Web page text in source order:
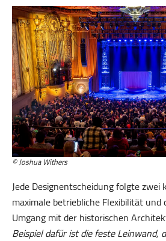
© Joshua Withers
Jede Designentscheidung folgte
maximale betriebliche Flexibilität
Umgang mit der historischen
Beispiel dafür ist die feste Leinwand,